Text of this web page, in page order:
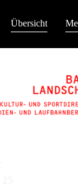
Übersicht